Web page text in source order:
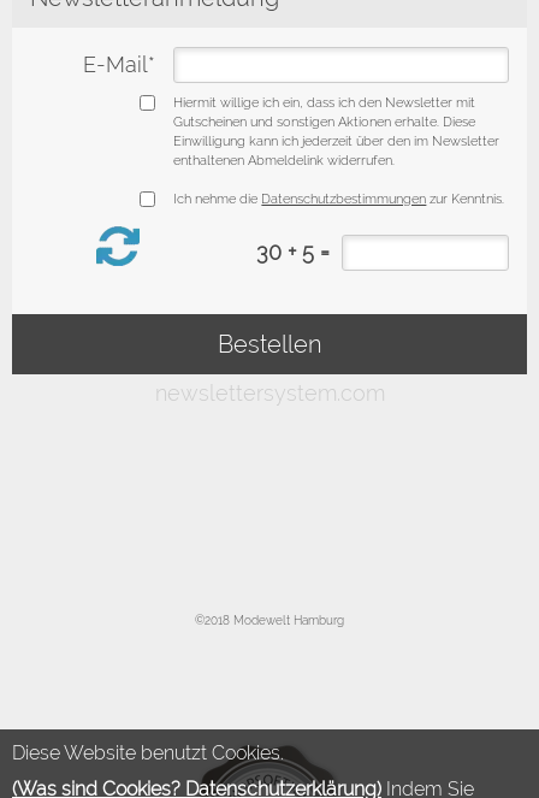
Diese Website benutzt Cookies.
(Was sind Cookies? Datenschutzerklärung) Indem Sie
©2018 Modewelt Hamburg